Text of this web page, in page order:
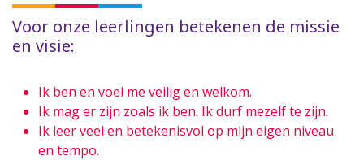
Voor onze leerlingen betekenen de missie
en visie:
Ik ben en voel me veilig en welkom.
Ik mag er zijn zoals ik ben. Ik durf mezelf te zijn.
Ik leer veel en betekenisvol op mijn eigen niveau
en tempo.